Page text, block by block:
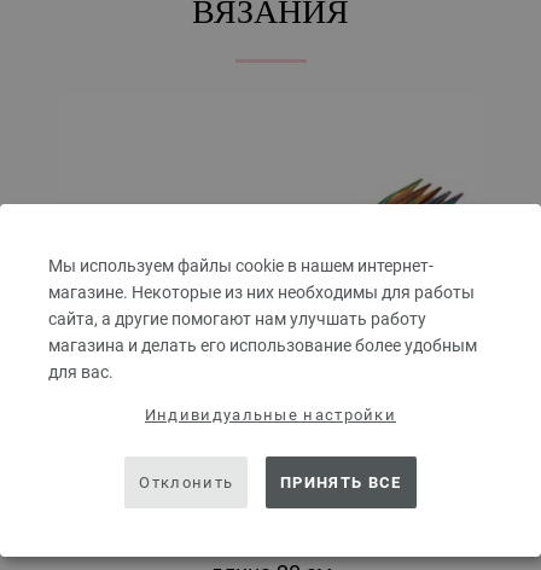
Мы используем файлы cookie в нашем интернет-
магазине. Некоторые из них необходимы для работы
сайта, а другие помогают нам улучшать работу
магазина и делать его использование более удобным
для вас.
Индивидуальные настройки
Отклонить ПРИНЯТЬ ВСЕ
ВЯЗАНИЯ